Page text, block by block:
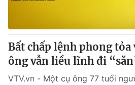
Bất chấp lệnh phong tỏa
ông vẫn liều lĩnh đi
VTV.vn - Một cụ ông 77 tuổi